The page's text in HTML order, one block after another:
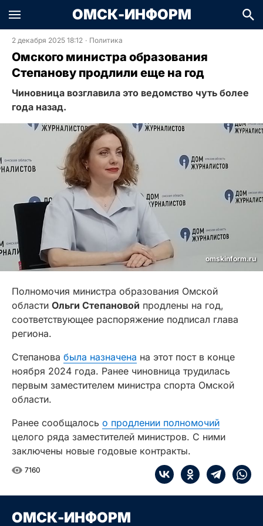
ОМСК-ИНФОРМ
2 декабря 2025 18:12 · Политика
Омского министра образования
Степанову продлили еще на год
Чиновница возглавила это ведомство чуть более
года назад.
omskinform.ru
Полномочия министра образования Омской
области Ольги Степановой продлены на год,
соответствующее распоряжение подписал глава
региона.
Степанова была назначена на этот пост в конце
ноября 2024 года. Ранее чиновница трудилась
первым заместителем министра спорта Омской
области.
Ранее сообщалось о продлении полномочий
целого ряда заместителей министров. С ними
заключены новые годовые контракты.
7160
ОМСК-ИНФОРМ